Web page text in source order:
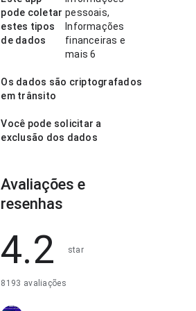
pode coletar
estes tipos
de dados
pessoais,
Informações
financeiras e
mais 6
Os dados são criptografados
em trânsito
Você pode solicitar a
exclusão dos dados
Avaliações e
resenhas
4.2 star
8193 avaliações